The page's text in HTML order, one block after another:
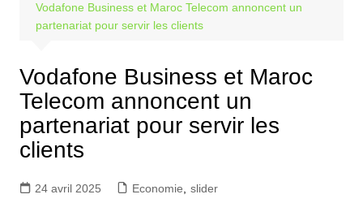
Vodafone Business et Maroc Telecom annoncent un
partenariat pour servir les clients
Vodafone Business et Maroc
Telecom annoncent un
partenariat pour servir les
clients
24 avril 2025 Economie slider